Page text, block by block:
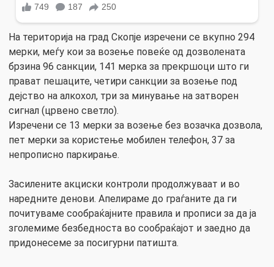
На територија на град Скопје изречени се вкупно 294
мерки, меѓу кои за возење повеќе од дозволената
брзина 96 санкции, 141 мерка за прекршоци што ги
прават пешаците, четири санкции за возење под
дејство на алкохол, три за минување на затворен
сигнал (црвено светло).
Изречени се 13 мерки за возење без возачка дозвола,
пет мерки за користење мобилен телефон, 37 за
непрописно паркирање.
Засилените акциски контроли продолжуваат и во
наредните денови. Апелираме до граѓаните да ги
почитуваме сообраќајните правила и прописи за да ја
зголемиме безбедноста во сообраќајот и заедно да
придонесеме за посигурни патишта.